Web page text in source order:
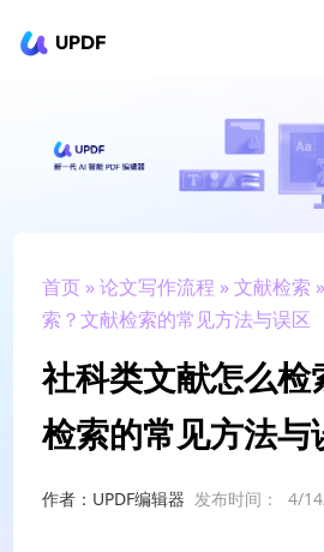
UPDF
AI Agents
政企采购
升级会员
首页 »论文写作流程 »文献检索
索？文献检索的常见方法与误区
社科类文献怎么检
检索的常见方法与
作者：UPDF编辑器 发布时间： 4/